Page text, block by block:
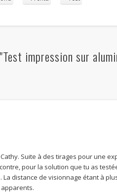
impression sur
Suite à des tirages pour une
pour la solution que tu as
La distance de visionnage étant à
apparents.